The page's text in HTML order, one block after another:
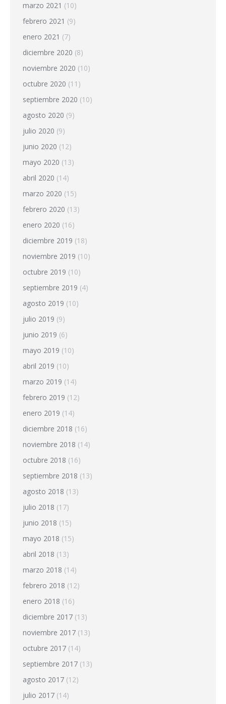
marzo 2021 (10)
febrero 2021 (9)
enero 2021 (7)
diciembre 2020 (8)
noviembre 2020 (10)
octubre 2020 (11)
septiembre 2020 (10)
agosto 2020 (9)
julio 2020 (9)
junio 2020 (12)
mayo 2020 (13)
abril 2020 (14)
marzo 2020 (15)
febrero 2020 (13)
enero 2020 (16)
diciembre 2019 (18)
noviembre 2019 (10)
octubre 2019 (10)
septiembre 2019 (4)
agosto 2019 (10)
julio 2019 (9)
junio 2019 (6)
mayo 2019 (10)
abril 2019 (10)
marzo 2019 (14)
febrero 2019 (12)
enero 2019 (14)
diciembre 2018 (16)
noviembre 2018 (14)
octubre 2018 (16)
septiembre 2018 (13)
agosto 2018 (13)
julio 2018 (17)
junio 2018 (15)
mayo 2018 (15)
abril 2018 (13)
marzo 2018 (14)
febrero 2018 (12)
enero 2018 (16)
diciembre 2017 (13)
noviembre 2017 (13)
octubre 2017 (14)
septiembre 2017 (13)
agosto 2017 (12)
julio 2017 (14)